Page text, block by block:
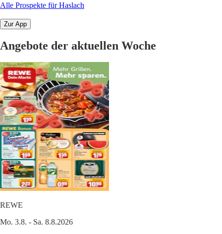
Alle Prospekte für Haslach
Zur App
Angebote der aktuellen Woche
REWE
Mo. 3.8. - Sa. 8.8.2026